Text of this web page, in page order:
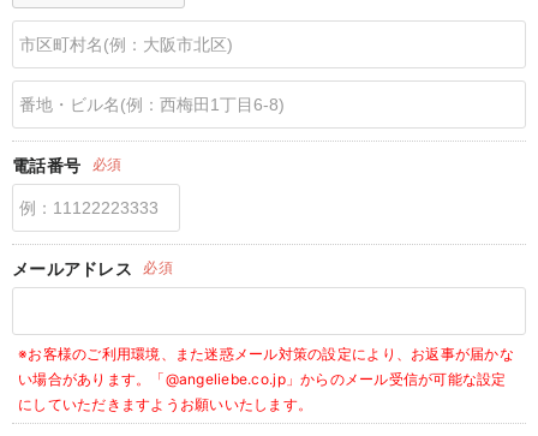
親子コーデ｜ママとベビーにおすすめ！
便利な育児家電
Gift Selection 出産祝い
保育園・入園準備特集
入院準備の持ち物チェック
電話番号 必須
メールアドレス 必須
※お客様のご利用環境、また迷惑メール対策の設定により、お返事が届かな
い場合があります。
「@angeliebe.co.jp」からのメール受信が可能な設定
にしていただきますようお願いいたします。